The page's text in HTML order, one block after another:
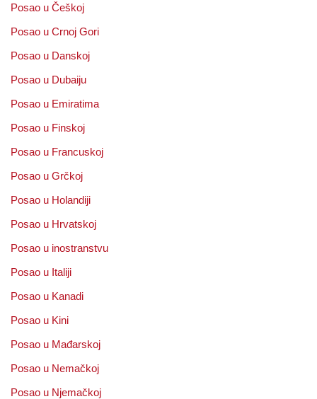
Posao u Češkoj
Posao u Crnoj Gori
Posao u Danskoj
Posao u Dubaiju
Posao u Emiratima
Posao u Finskoj
Posao u Francuskoj
Posao u Grčkoj
Posao u Holandiji
Posao u Hrvatskoj
Posao u inostranstvu
Posao u Italiji
Posao u Kanadi
Posao u Kini
Posao u Mađarskoj
Posao u Nemačkoj
Posao u Njemačkoj